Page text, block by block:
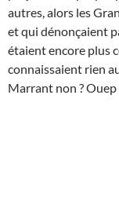
autres, alors les
et qui dénonçaient
étaient encore plus
connaissaient rien
Marrant non ?